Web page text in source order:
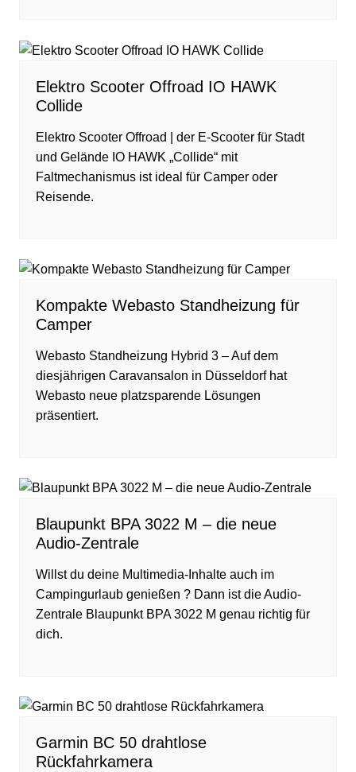
Elektro Scooter Offroad IO HAWK
Collide
Elektro Scooter Offroad | der E-Scooter für Stadt
und Gelände IO HAWK „Collide“ mit
Faltmechanismus ist ideal für Camper oder
Reisende.
Kompakte Webasto Standheizung für
Camper
Webasto Standheizung Hybrid 3 – Auf dem
diesjährigen Caravansalon in Düsseldorf hat
Webasto neue platzsparende Lösungen
präsentiert.
Blaupunkt BPA 3022 M – die neue
Audio-Zentrale
Willst du deine Multimedia-Inhalte auch im
Campingurlaub genießen ? Dann ist die Audio-
Zentrale Blaupunkt BPA 3022 M genau richtig für
dich.
Garmin BC 50 drahtlose
Rückfahrkamera